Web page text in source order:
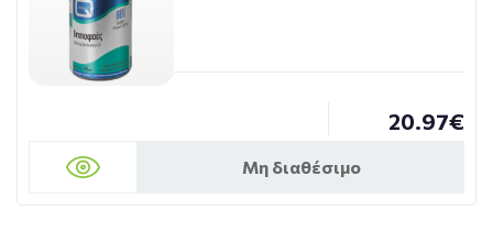
20.97€
Μη διαθέσιμο